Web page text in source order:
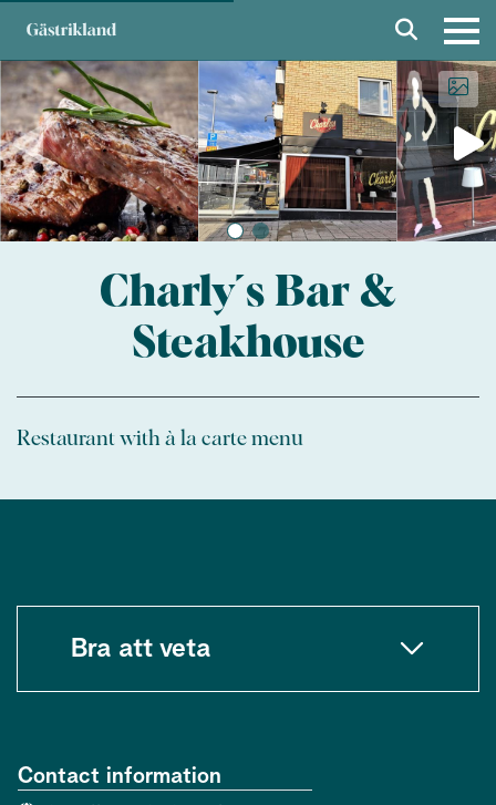
Charly´s Bar &
Steakhouse
Restaurant with à la carte menu
Bra att veta
Contact information